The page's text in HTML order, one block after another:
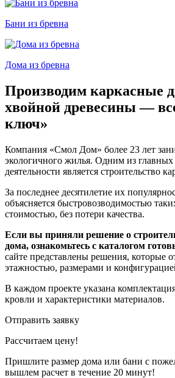
Бани из бревна
Дома из бревна
Производим каркасные
хвойной древесины —
ключ»
Компания «Смол Дом» более 23 лет
экологичного жилья. Одним из
деятельности является строительство
За последнее десятилетие их
объясняется быстровозводимостью
стоимостью, без потери качества.
Если вы приняли решение о
дома, ознакомьтесь с каталогом
сайте представлены решения, которые
этажностью, размерами и
В каждом проекте указана
кровли и характеристики материалов.
Отправить заявку
Рассчитаем цену!
Пришлите размер дома или бани с
вышлем расчет в течение 20 минут!